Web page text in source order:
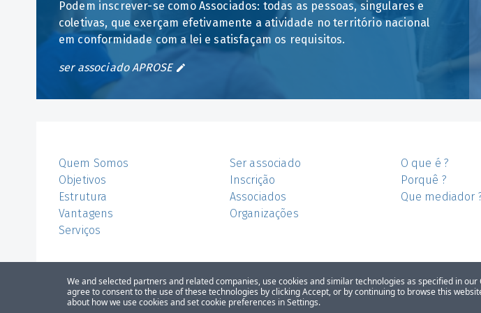
We and selected partners and related companies, use cookies and similar technologies as specified in our
agree to consent to the use of these technologies by clicking Accept, or by continuing to browse this
about how we use cookies and set cookie preferences in Settings.
Podem inscrever-se como Associados: todas as pessoas, singulares e
coletivas, que exerçam efetivamente a atividade no território nacional
em conformidade com a lei e satisfaçam os requisitos.
ser associado APROSE
Quem Somos
Objetivos
Estrutura
Vantagens
Serviços
Ser associado
Inscrição
Associados
Organizações
O que é ?
Porquê ?
Que mediador
Política de privacidadePolítica de cookies